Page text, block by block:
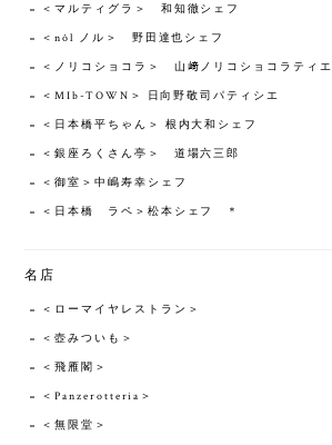
＜マルティグラ＞ 和知徹シェフ
＜nôl ノル＞ 野田達也シェフ
＜ノリコショコラ＞ 山﨑ノリコショコラティエ
＜MIb-TOWN＞ 日向野敬司パティシエ
＜日本橋平ちゃん＞ 根内大和シェフ
＜銀座ろくさん亭＞ 道場六三郎
＜御室＞中嶋寿幸シェフ
＜日本橋 ラペ＞松本シェフ ＊
名店
＜ローマイヤレストラン＞
＜壺みついも＞
＜飛雁閣＞
＜Panzerotteria＞
＜無限堂＞